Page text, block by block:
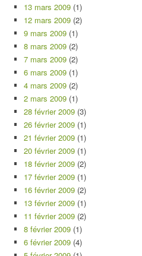
13 mars 2009 (1)
12 mars 2009 (2)
9 mars 2009 (1)
8 mars 2009 (2)
7 mars 2009 (2)
6 mars 2009 (1)
4 mars 2009 (2)
2 mars 2009 (1)
28 février 2009 (3)
26 février 2009 (1)
21 février 2009 (1)
20 février 2009 (1)
18 février 2009 (2)
17 février 2009 (1)
16 février 2009 (2)
13 février 2009 (1)
11 février 2009 (2)
8 février 2009 (1)
6 février 2009 (4)